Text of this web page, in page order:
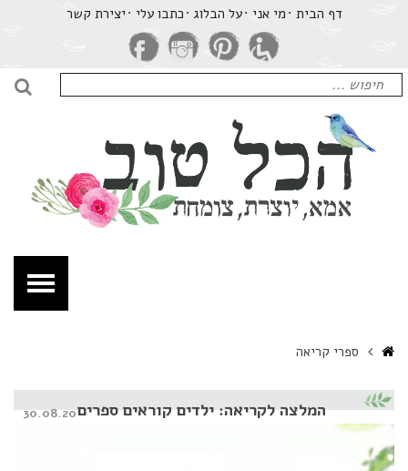
»
הכל
דף הבית מי אני על הבלוג ​כתבו עלי יצירת קשר
חיפוש
עבור:
Homeספרי קריאה
המלצה לקריאה: ילדים קוראים ספריםPosted
30.08.20